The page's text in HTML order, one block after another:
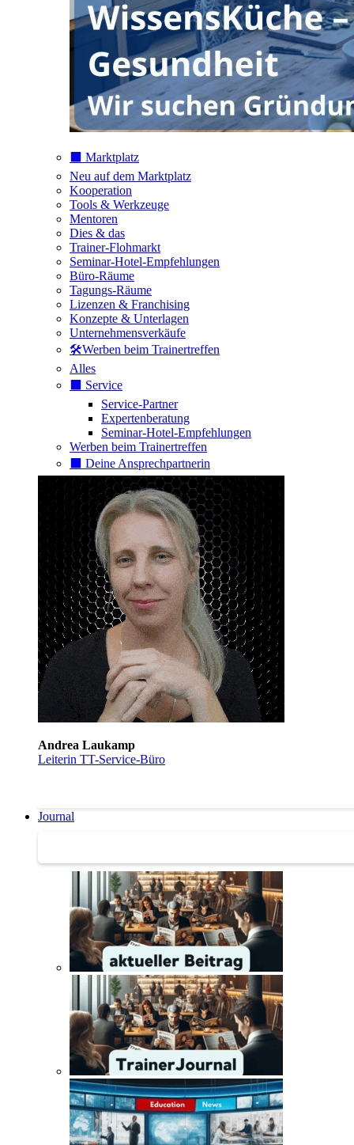
⬛️ Marktplatz
Neu auf dem Marktplatz
Kooperation
Tools & Werkzeuge
Mentoren
Dies & das
Trainer-Flohmarkt
Seminar-Hotel-Empfehlungen
Büro-Räume
Tagungs-Räume
Lizenzen & Franchising
Konzepte & Unterlagen
Unternehmensverkäufe
🛠️Werben beim Trainertreffen
Alles
⬛️ Service
Service-Partner
Expertenberatung
Seminar-Hotel-Empfehlungen
Werben beim Trainertreffen
⬛️ Deine Ansprechpartnerin
Andrea Laukamp
Leiterin TT-Service-Büro
Journal